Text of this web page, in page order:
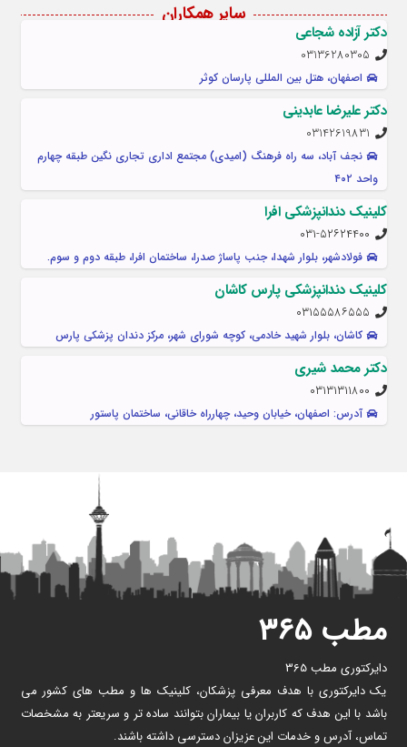
سایر همکاران
دکتر آزاده شجاعی
03136280305
اصفهان، هتل بین المللی پارسان کوثر
دکتر علیرضا عابدینی
03142619831
نجف آباد، سه راه فرهنگ (امیدی) مجتمع اداری تجاری نگین طبقه چهارم
واحد ۴۰۲
کلینیک دندانپزشکی افرا
۰۳۱-۵۲۶۲۴۴۰۰
فولادشهر، بلوار شهدا، جنب پاساژ صدرا، ساختمان افرا، طبقه دوم و سوم.
کلینیک دندانپزشکی پارس کاشان
۰۳۱۵۵۵۸۶۵۵۵
کاشان، بلوار شهید خادمی، کوچه شورای شهر، مرکز دندان پزشکی پارس
دکتر محمد شیری
۰۳۱۳۱۳۱۱۸۰۰
آدرس: اصفهان، خیابان وحید، چهارراه خاقانی، ساختمان پاستور
مطب ۳۶۵
دایرکتوری مطب 365
یک دایرکتوری با هدف معرفی پزشکان، کلینیک ها و مطب های کشور می
باشد با این هدف که کاربران یا بیماران بتوانند ساده تر و سریعتر به مشخصات
تماس، آدرس و خدمات این عزیزان دسترسی داشته باشند.